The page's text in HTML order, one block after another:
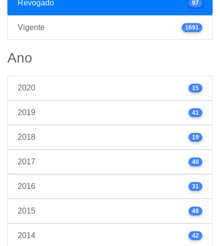
Revogado 97
Vigente 1691
Ano
2020 15
2019 41
2018 19
2017 40
2016 31
2015 48
2014 42